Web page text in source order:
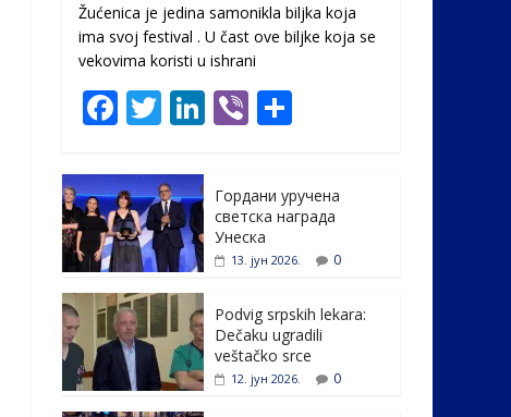
Žućenica je jedina samonikla biljka koja
ima svoj festival . U čast ovе biljke koja se
vekovima koristi u ishrani
F
e
b
o
o
k
T
itt
er
Li
e
dI
n
Vi
e
Гордани уручена
светска награда
Унеска
13. јун 2026. 0
Podvig srpskih lekara:
Dečaku ugradili
veštačko srce
12. јун 2026. 0